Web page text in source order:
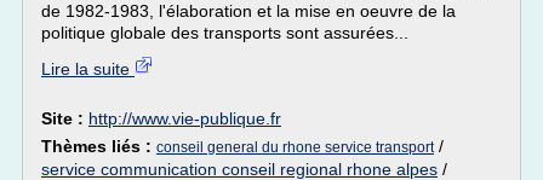
de 1982-1983, l'élaboration et la mise en oeuvre de la
politique globale des transports sont assurées...
Lire la suite
Site : http://www.vie-publique.fr
Thèmes liés : conseil general du rhone service transport/
service communication conseil regional rhone alpes /